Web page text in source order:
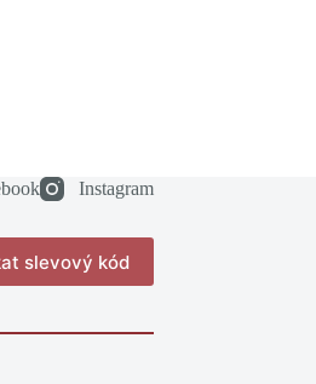
Instagram
slevový kód